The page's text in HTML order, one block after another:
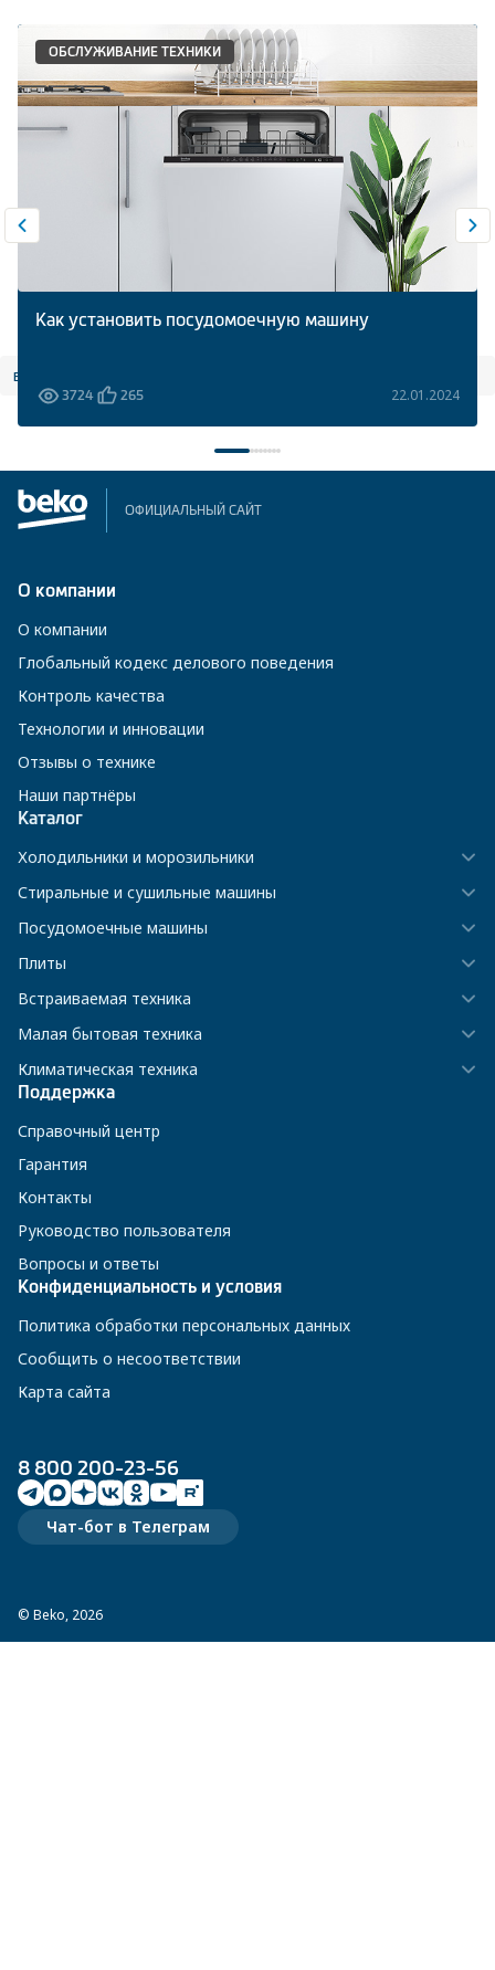
все статьи
ОБСЛУЖИВАНИЕ ТЕХНИКИ
Как установить посудомоечную машину
3724 265 22.01.2024
ОФИЦИАЛЬНЫЙ САЙТ
© Beko, 2026
О компании
О компании
Глобальный кодекс делового поведения
Контроль качества
Технологии и инновации
Отзывы о технике
Наши партнёры
Каталог
Холодильники и морозильники
Стиральные и сушильные машины
Посудомоечные машины
Плиты
Встраиваемая техника
Малая бытовая техника
Климатическая техника
Поддержка
Справочный центр
Гарантия
Контакты
Руководство пользователя
Вопросы и ответы
Конфиденциальность и условия
Политика обработки персональных данных
Сообщить о несоответствии
Карта сайта
8 800 200-23-56
Чат-бот в Телеграм